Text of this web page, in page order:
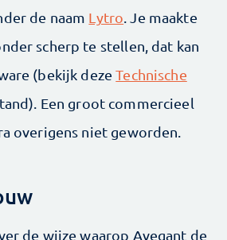
de naam Lytro. Je maakte
scherp te stellen, dat kan
(bekijk dezeTechnische
Een groot commercieel
overigens niet geworden.
de wijze waarop Avegant de